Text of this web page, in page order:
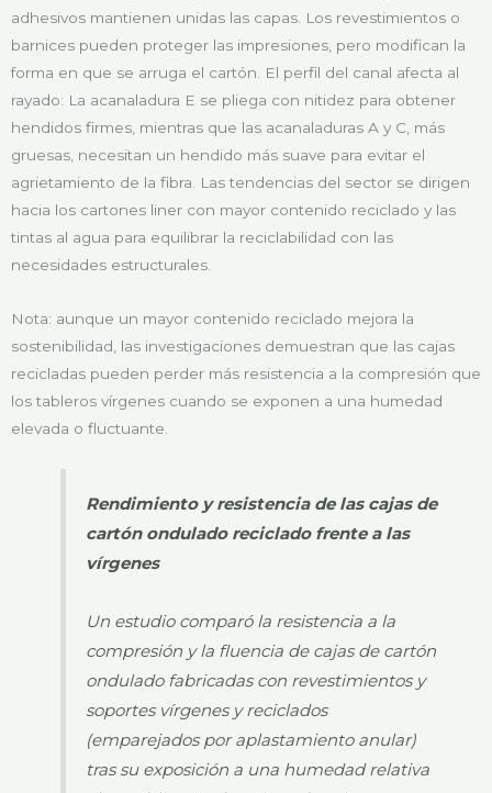
adhesivos mantienen unidas las capas. Los revestimientos o
barnices pueden proteger las impresiones, pero modifican la
forma en que se arruga el cartón. El perfil del canal afecta al
rayado: La acanaladura E se pliega con nitidez para obtener
hendidos firmes, mientras que las acanaladuras A y C, más
gruesas, necesitan un hendido más suave para evitar el
agrietamiento de la fibra. Las tendencias del sector se dirigen
hacia los cartones liner con mayor contenido reciclado y las
tintas al agua para equilibrar la reciclabilidad con las
necesidades estructurales.
Nota: aunque un mayor contenido reciclado mejora la
sostenibilidad, las investigaciones demuestran que las cajas
recicladas pueden perder más resistencia a la compresión que
los tableros vírgenes cuando se exponen a una humedad
elevada o fluctuante.
Rendimiento y resistencia de las cajas de
cartón ondulado reciclado frente a las
vírgenes
Un estudio comparó la resistencia a la
compresión y la fluencia de cajas de cartón
ondulado fabricadas con revestimientos y
soportes vírgenes y reciclados
(emparejados por aplastamiento anular)
tras su exposición a una humedad relativa